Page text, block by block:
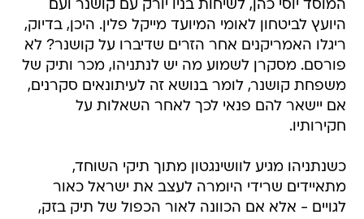
המוסד יוסי כהן, לשיחות בניו יורק עם קושנר ועם
היועץ לביטחון לאומי המיועד מייקל פלין. היכן, בדיוק,
ריגלו האמריקנים אחר הזרים שדיברו על קושנר? לא
פורסם. מסקרן לשמוע מה יש לנתניהו, מכר ותיק של
משפחת קושנר, לומר בנושא זה לעיתונאים סקרנים,
אם יישאר להם פנאי לכך לאחר השאלות על
חקירותיו.
כשנתניהו מגיע לוושינגטון מתוך תיקי השוחד,
מתאיידים שרידי היומרה לעצב את ישראל כאור
לגויים - אלא אם הכוונה לאור הכפול של תיק בזק,